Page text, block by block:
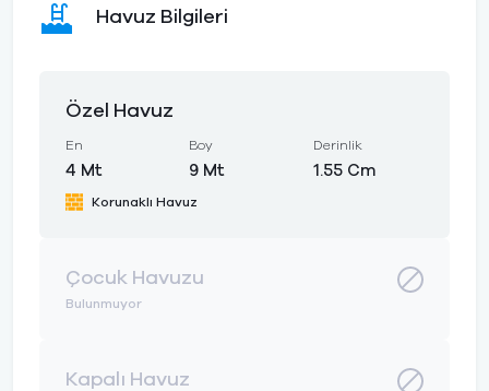
Havuz Bilgileri
Özel Havuz
En
4 Mt
Boy
9 Mt
Derinlik
1.55 Cm
Korunaklı Havuz
Çocuk Havuzu
Bulunmuyor
Kapalı Havuz